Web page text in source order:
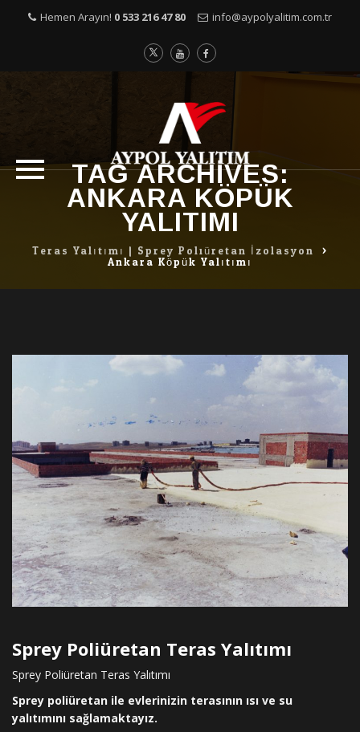
Hemen Arayın! 0 533 216 47 80 info@aypolyalitim.com.tr
Skip
TAG ARCHIVES:
ANKARA KÖPÜK
YALITIMI
Teras Yalıtımı | Sprey Poliüretan İzolasyon >
Ankara Köpük Yalıtımı
Sprey Poliüretan Teras Yalıtımı
Sprey Poliüretan Teras Yalıtımı
Sprey poliüretan ile evlerinizin terasının ısı ve su
yalıtımını sağlamaktayız.